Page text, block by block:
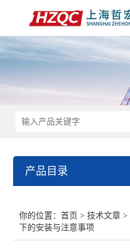
产品目录
数控电气柜
你的位置：首页 >技术文章 >
下的安装与注意事项